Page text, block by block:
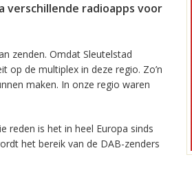
verschillende radioapps voor
zenden. Omdat Sleutelstad
de multiplex in deze regio. Zo’n
maken. In onze regio waren
reden is het in heel Europa sinds
het bereik van de DAB-zenders